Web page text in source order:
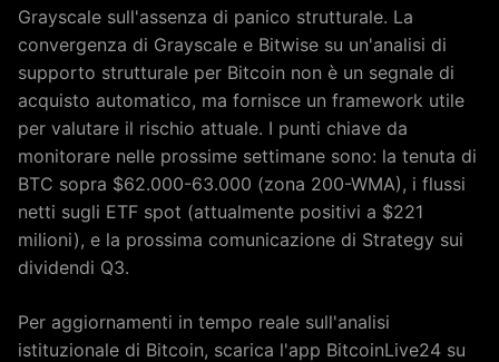
Grayscale sull'assenza di panico strutturale. La
convergenza di Grayscale e Bitwise su un'analisi di
supporto strutturale per Bitcoin non è un segnale di
acquisto automatico, ma fornisce un framework utile
per valutare il rischio attuale. I punti chiave da
monitorare nelle prossime settimane sono: la tenuta di
BTC sopra $62.000-63.000 (zona 200-WMA), i flussi
netti sugli ETF spot (attualmente positivi a $221
milioni), e la prossima comunicazione di Strategy sui
dividendi Q3.
Per aggiornamenti in tempo reale sull'analisi
istituzionale di Bitcoin, scarica l'app BitcoinLive24 su